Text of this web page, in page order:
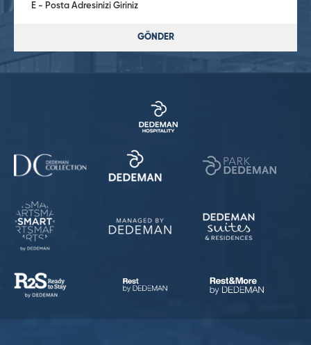
GÖNDER